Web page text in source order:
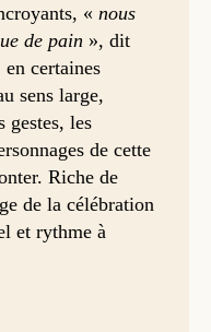
« nous
de pain », dit
certaines
sens large,
gestes, les
de cette
Riche de
de la célébration
et rythme à